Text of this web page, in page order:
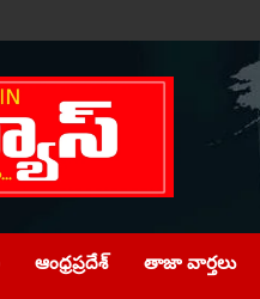
ఆంధ్రప్రదేశ్ తాజా వార్తలు